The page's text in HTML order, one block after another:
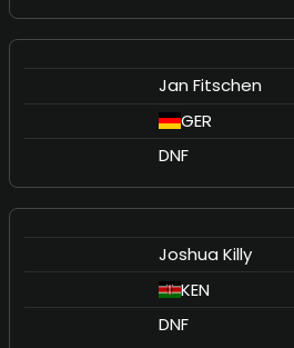
Jan Fitschen
GER
DNF
Joshua Killy
KEN
DNF